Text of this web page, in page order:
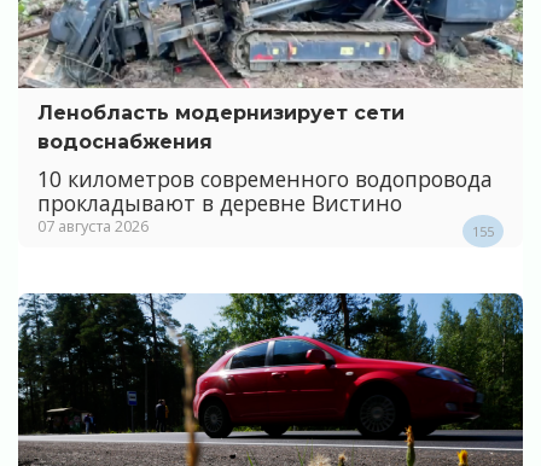
Ленобласть модернизирует сети
водоснабжения
10 километров современного водопровода
прокладывают в деревне Вистино
07 августа 2026 155